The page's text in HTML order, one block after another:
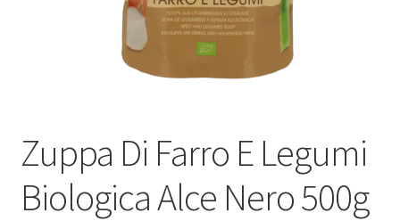
Сотрудничество
Zuppa Di Farro E Legumi
Biologica Alce Nero 500g